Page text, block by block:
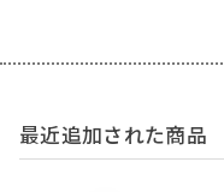
最近追加された商品